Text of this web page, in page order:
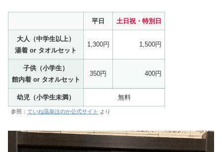
平日 土日祝・特別日
大人（中学生以上）
湯着 or タオルセット
1,300円 1,500円
子供（小学生）
館内着 or タオルセット
350円 400円
幼児（小学生未満） 無料
参照： ていね温泉ほのか公式サイト より